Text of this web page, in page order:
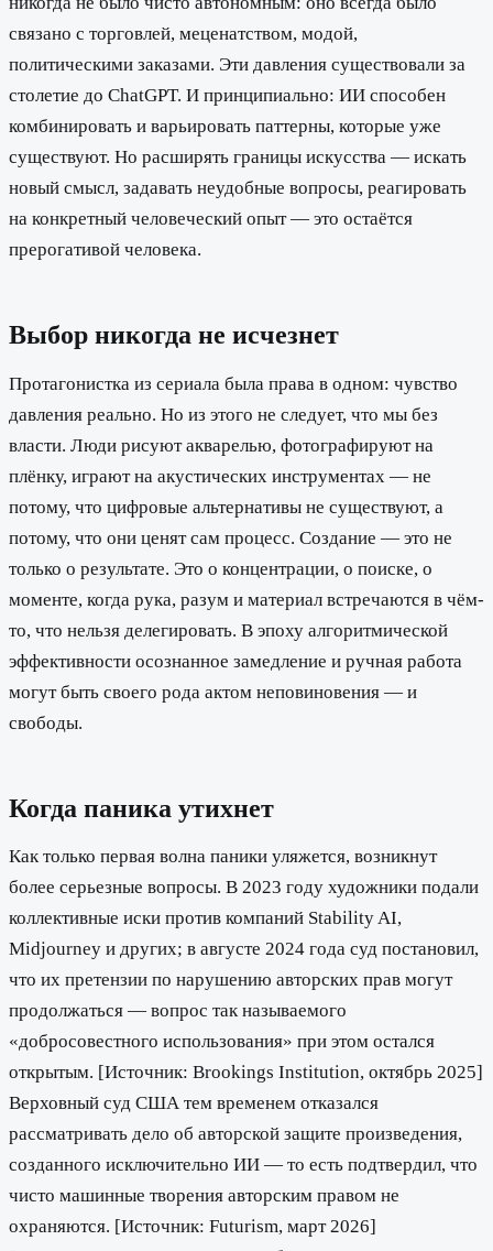
связано с торговлей, меценатством, модой,
политическими заказами. Эти давления существовали за
столетие до ChatGPT. И принципиально: ИИ способен
комбинировать и варьировать паттерны, которые уже
существуют. Но расширять границы искусства — искать
новый смысл, задавать неудобные вопросы, реагировать
на конкретный человеческий опыт — это остаётся
прерогативой человека.
Выбор никогда не исчезнет
Протагонистка из сериала была права в одном: чувство
давления реально. Но из этого не следует, что мы без
власти. Люди рисуют акварелью, фотографируют на
плёнку, играют на акустических инструментах — не
потому, что цифровые альтернативы не существуют, а
потому, что они ценят сам процесс. Создание — это не
только о результате. Это о концентрации, о поиске, о
моменте, когда рука, разум и материал встречаются в чём-
то, что нельзя делегировать. В эпоху алгоритмической
эффективности осознанное замедление и ручная работа
могут быть своего рода актом неповиновения — и
свободы.
Когда паника утихнет
Как только первая волна паники уляжется, возникнут
более серьезные вопросы. В 2023 году художники подали
коллективные иски против компаний Stability AI,
Midjourney и других; в августе 2024 года суд постановил,
что их претензии по нарушению авторских прав могут
продолжаться — вопрос так называемого
«добросовестного использования» при этом остался
открытым. [Источник: Brookings Institution, октябрь 2025]
Верховный суд США тем временем отказался
рассматривать дело об авторской защите произведения,
созданного исключительно ИИ — то есть подтвердил, что
чисто машинные творения авторским правом не
охраняются. [Источник: Futurism, март 2026]